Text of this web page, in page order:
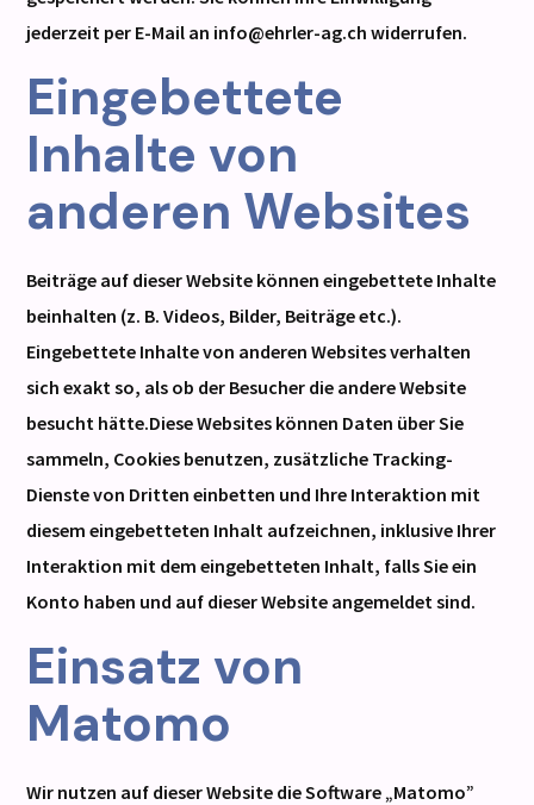
jederzeit per E-Mail an info@ehrler-ag.ch widerrufen.
Eingebettete
Inhalte von
anderen Websites
Beiträge auf dieser Website können eingebettete Inhalte
beinhalten (z. B. Videos, Bilder, Beiträge etc.).
Eingebettete Inhalte von anderen Websites verhalten
sich exakt so, als ob der Besucher die andere Website
besucht hätte.Diese Websites können Daten über Sie
sammeln, Cookies benutzen, zusätzliche Tracking-
Dienste von Dritten einbetten und Ihre Interaktion mit
diesem eingebetteten Inhalt aufzeichnen, inklusive Ihrer
Interaktion mit dem eingebetteten Inhalt, falls Sie ein
Konto haben und auf dieser Website angemeldet sind.
Einsatz von
Matomo
Wir nutzen auf dieser Website die Software „Matomo”